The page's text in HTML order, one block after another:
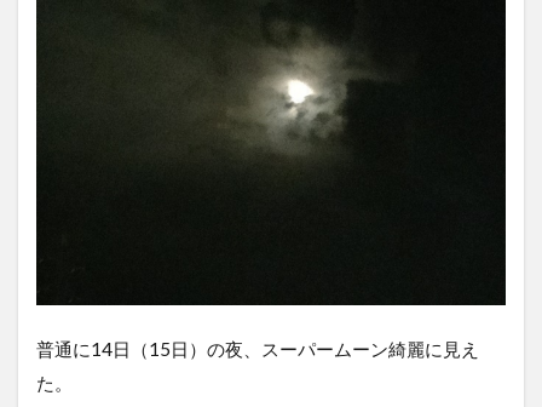
普通に14日（15日）の夜、スーパームーン綺麗に見え
た。